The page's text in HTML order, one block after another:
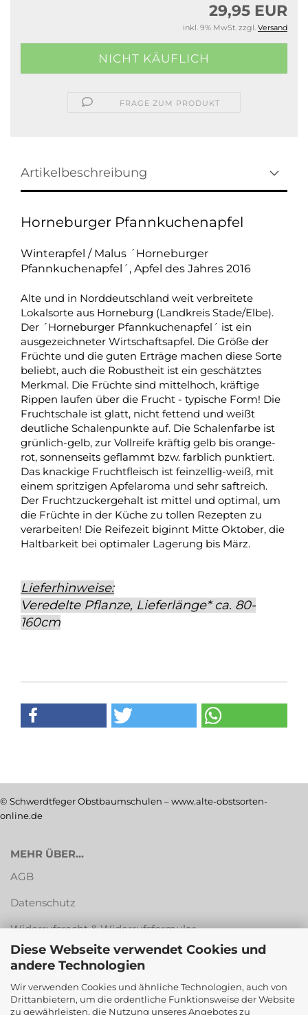
Diese Webseite verwendet Cookies und
andere Technologien
Wir verwenden Cookies und ähnliche Technologien, auch von
Drittanbietern, um die ordentliche Funktionsweise der Website
zu gewährleisten, die Nutzung unseres Angebotes zu
29,95 EUR
inkl. 9% MwSt. zzgl. Versand
FRAGE ZUM PRODUKT
Artikelbeschreibung
Horneburger Pfannkuchenapfel
Winterapfel / Malus ´Horneburger
Pfannkuchenapfel´, Apfel des Jahres 2016
Alte und in Norddeutschland weit verbreitete
Lokalsorte aus Horneburg (Landkreis Stade/Elbe).
Der ´Horneburger Pfannkuchenapfel´ ist ein
ausgezeichneter Wirtschaftsapfel. Die Größe der
Früchte und die guten Erträge machen diese Sorte
beliebt, auch die Robustheit ist ein geschätztes
Merkmal. Die Früchte sind mittelhoch, kräftige
Rippen laufen über die Frucht - typische Form! Die
Fruchtschale ist glatt, nicht fettend und weißt
deutliche Schalenpunkte auf. Die Schalenfarbe ist
grünlich-gelb, zur Vollreife kräftig gelb bis orange-
rot, sonnenseits geflammt bzw. farblich punktiert.
Das knackige Fruchtfleisch ist feinzellig-weiß, mit
einem spritzigen Apfelaroma und sehr saftreich.
Der Fruchtzuckergehalt ist mittel und optimal, um
die Früchte in der Küche zu tollen Rezepten zu
verarbeiten! Die Reifezeit biginnt Mitte Oktober, die
Haltbarkeit bei optimaler Lagerung bis März.
Lieferhinweise:
Veredelte Pflanze, Lieferlänge* ca. 80-
160cm
© Schwerdtfeger Obstbaumschulen – www.alte-obstsorten-
online.de
MEHR ÜBER...
AGB
Datenschutz
Widerrufsrecht & Widerrufsformular
Versandkosten & Zahlungsarten
Impressum
Cookie Einstellungen